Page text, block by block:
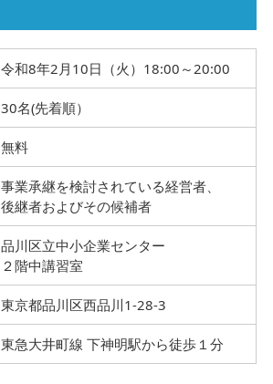
令和8年2月10日（火）18:00～20:00
30名(先着順）
無料
事業承継を検討されている経営者、
後継者およびその候補者
品川区立中小企業センター
２階中講習室
東京都品川区西品川1-28-3
東急大井町線 下神明駅から徒歩１分